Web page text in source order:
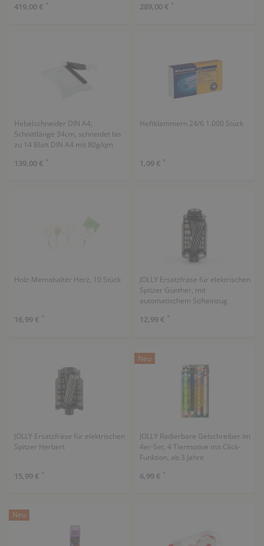
419,00 € * 289,00 € *
Hebelschneider DIN A4,
Schnittlänge 34cm, schneidet bis
zu 14 Blatt DIN A4 mit 80g/qm
139,00 € *
Heftklammern 24/6 1.000 Stück
1,09 € *
Holz-Memohalter Herz, 10 Stück
16,99 € *
JOLLY Ersatzfräse für elektrischen
Spitzer Günther, mit
automatischem Stifteinzug
12,99 € *
JOLLY Ersatzfräse für elektrischen
Spitzer Herbert
15,99 € *
Neu
JOLLY Radierbare Gelschreiber im
4er-Set, 4 Tiermotive mit Click-
Funktion, ab 3 Jahre
6,99 € *
Neu